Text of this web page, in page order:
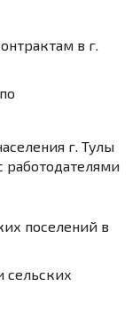
г. Тулы
работодателями
сельских